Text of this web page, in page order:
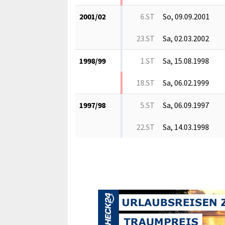
2001/02 6.ST So, 09.09.2001
23.ST Sa, 02.03.2002
1998/99 1.ST Sa, 15.08.1998
18.ST Sa, 06.02.1999
1997/98 5.ST Sa, 06.09.1997
22.ST Sa, 14.03.1998